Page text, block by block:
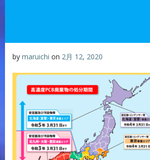
by maruichi on 2月 12, 2020